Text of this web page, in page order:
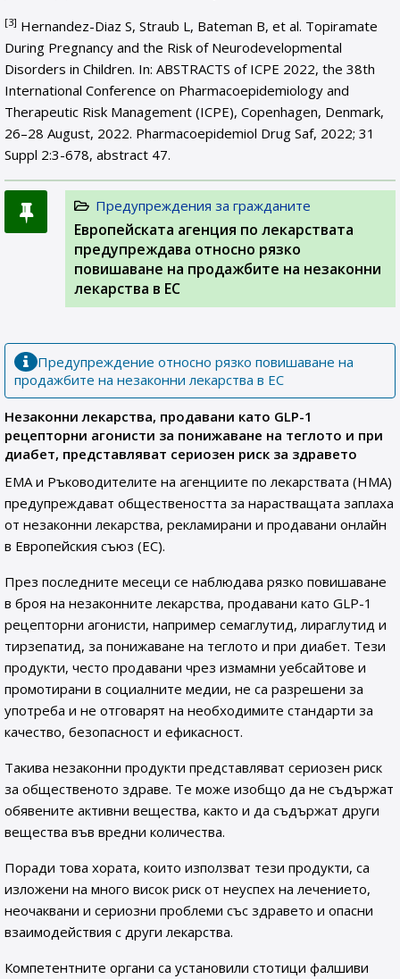
[3] Hernandez-Diaz S, Straub L, Bateman B, et al. Topiramate
During Pregnancy and the Risk of Neurodevelopmental
Disorders in Children. In: ABSTRACTS of ICPE 2022, the 38th
International Conference on Pharmacoepidemiology and
Therapeutic Risk Management (ICPE), Copenhagen, Denmark,
26–28 August, 2022. Pharmacoepidemiol Drug Saf, 2022; 31
Suppl 2:3-678, abstract 47.
Предупреждения за гражданите
Европейската агенция по лекарствата
предупреждава относно рязко
повишаване на продажбите на незаконни
лекарства в ЕС
Предупреждение относно рязко повишаване на
продажбите на незаконни лекарства в ЕС
Незаконни лекарства, продавани като GLP-1
рецепторни агонисти за понижаване на теглото и при
диабет, представляват сериозен риск за здравето
EMA и Ръководителите на агенциите по лекарствата (HMA)
предупреждават обществеността за нарастващата заплаха
от незаконни лекарства, рекламирани и продавани онлайн
в Европейския съюз (EС).
През последните месеци се наблюдава рязко повишаване
в броя на незаконните лекарства, продавани като GLP-1
рецепторни агонисти, например семаглутид, лираглутид и
тирзепатид, за понижаване на теглото и при диабет. Тези
продукти, често продавани чрез измамни уебсайтове и
промотирани в социалните медии, не са разрешени за
употреба и не отговарят на необходимите стандарти за
качество, безопасност и ефикасност.
Такива незаконни продукти представляват сериозен риск
за общественото здраве. Те може изобщо да не съдържат
обявените активни вещества, както и да съдържат други
вещества във вредни количества.
Поради това хората, които използват тези продукти, са
изложени на много висок риск от неуспех на лечението,
неочаквани и сериозни проблеми със здравето и опасни
взаимодействия с други лекарства.
Компетентните органи са установили стотици фалшиви